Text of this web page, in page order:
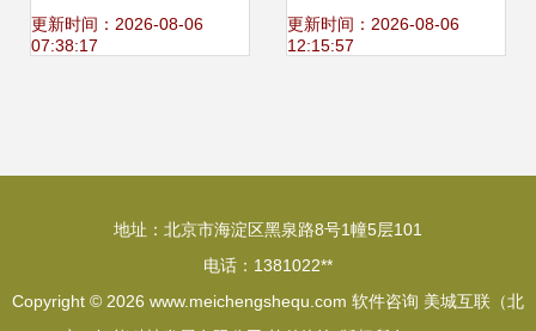
用专业咨询工具
更新时间：2026-08-06
07:38:17
型的软件咨询专家
更新时间：2026-08-06
12:15:57
地址：北京市海淀区黑泉路8号1幢5层101
电话：1381022**
Copyright © 2026 www.meichengshequ.com 软件咨询 美城互联（北